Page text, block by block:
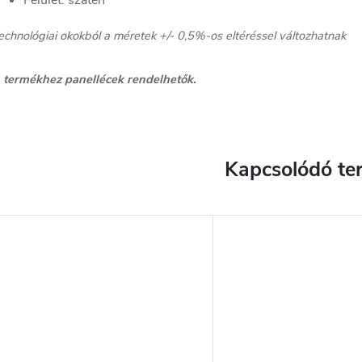
okokból a méretek +/- 0,5%-os eltéréssel változhatnak
termékhez panellécek rendelhetők.
Kapcsolódó